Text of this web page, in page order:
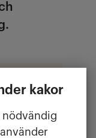
kakor
nödvändig
1993
96